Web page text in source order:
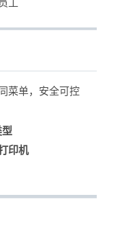
菜单，安全可控
印机